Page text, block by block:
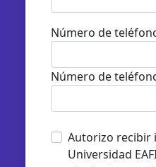
Número de
Número de
Autorizo recibir
Universidad